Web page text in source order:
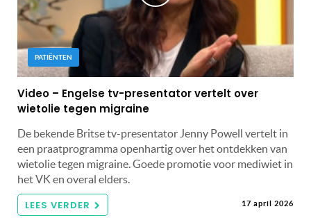
PATIËNTEN
Video – Engelse tv-presentator vertelt over
wietolie tegen migraine
De bekende Britse tv-presentator Jenny Powell vertelt in
een praatprogramma openhartig over het ontdekken van
wietolie tegen migraine. Goede promotie voor mediwiet in
het VK en overal elders.
LEES VERDER 17 april 2026